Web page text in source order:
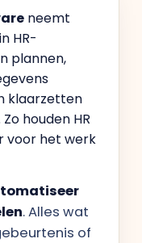
neemt
HR-
plannen,
klaarzetten
houden HR
voor het werk
. Alles wat
of